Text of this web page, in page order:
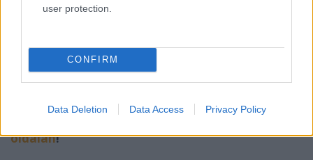
user protection.
CONFIRM
Data Deletion Data Access Privacy Policy
oldalán!